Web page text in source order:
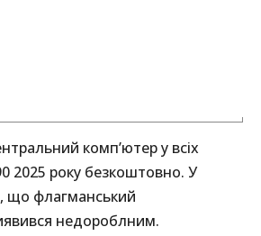
комп’ютер у всіх
2025 року безкоштовно. У
що флагманський
недороблним.